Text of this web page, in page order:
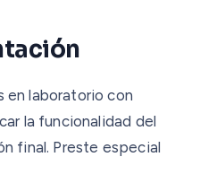
en laboratorio con
la funcionalidad del
final. Preste especial